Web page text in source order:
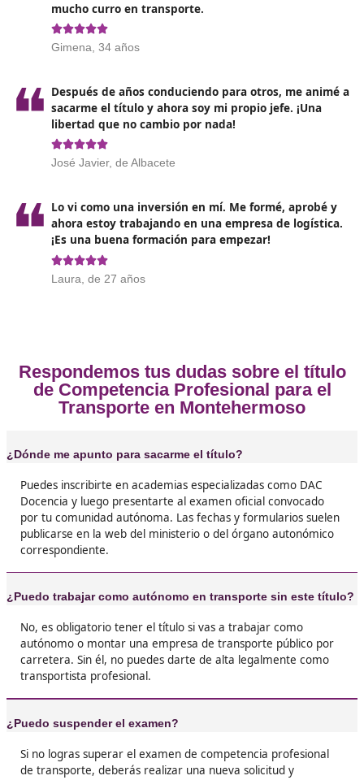
También esimprescindible evaluar la ruta más
eficientepara llegar al destino en el menor tiempo
posible, teniendo en cuenta factores como el
Eltiempo destinado a las operaciones de carga y
descargadebe estar cuidadosamente planificado
evitar inconvenientes y retrasos que puedan
logística.
destacar en el sector del transporte. Esto abarca
puntualidad en las entregas y recogidas,
clara y efectiva con el cliente, y una capacidad ágil
solucionar cualquier problema o incidencia que
Opiniones sobre el
Profesional para el Transporte
❝ Estaba harto de trabajos temporales. Con el
monté por mi cuenta y tengo ingresos
¡Ahora decido yo mi horario!

Juan Carlos, de Montehermoso
❝ Me daba miedo el examen, pero el curso me
un montón. Si estudias en serio, apruebas. Y
mucho curro en transporte.
  
Después de años conduciendo para otros, me